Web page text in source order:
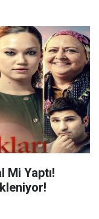
Mi Yaptı!